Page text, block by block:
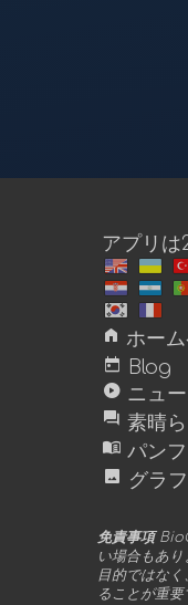
アプリは
home ホー
today Blog
play_circle ニュ
forum 素晴
menu_book パン
image グラ
免責事項
い場合もあ
目的ではな
ることが重要